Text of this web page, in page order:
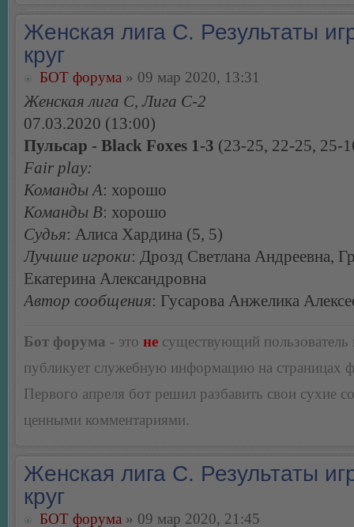
Женская лига С. Результаты
круг
БОТ форума » 09 мар 2020, 13:31
Женская лига С, Лига С-2
07.03.2020 (13:00)
Пульсар - Black Foxes 1-3 (23-25, 22-25, 25-
Fair play:
Команды А: хорошо
Команды В: хорошо
Судья: Алиса Хардина (5, 5)
Лучшие игроки: Дрозд Светлана Андреевна,
Екатерина Александровна
Автор сообщения: Гусарова Анжелика
Бот форума - это не существующий пользователь
публикует служебную информацию на страницах
Первого апреля бот решил разбавить свои сухие
ценными комментариями.
Женская лига С. Результаты
круг
БОТ форума » 09 мар 2020, 21:45